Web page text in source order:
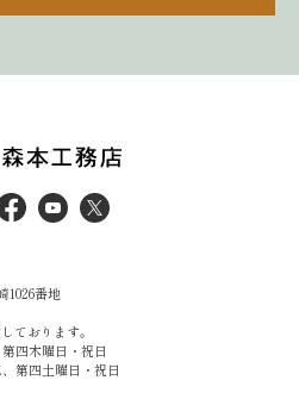
1026番地
ております。
四木曜日・祝日
第四土曜日・祝日